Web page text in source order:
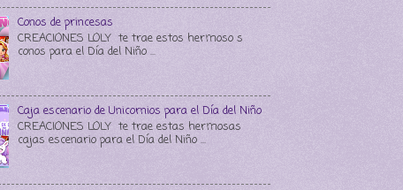
Conos de princesas
CREACIONES LOLY te trae estos hermoso s
conos para el Día del Niño ...
Caja escenario de Unicornios para el Día del Niño
CREACIONES LOLY te trae estas hermosas
cajas escenario para el Día del Niño ...